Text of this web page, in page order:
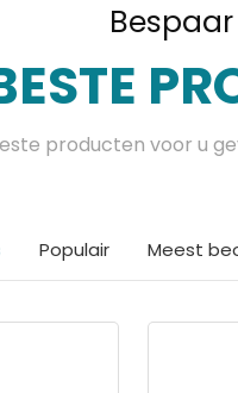
producten voor u
Populair Meest